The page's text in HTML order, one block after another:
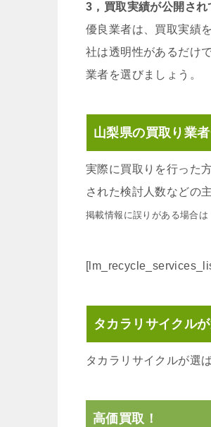
3，買取実績が公開され
優良業者は、買取実績
社は透明性があるだけ
業者を選びましょう。
山梨県の買取り業
実際に買取りを行った
された検討人数などの
掲載情報に誤りがある場合は
タカラリサイクル
タカラリサイクルが選
高価買取！